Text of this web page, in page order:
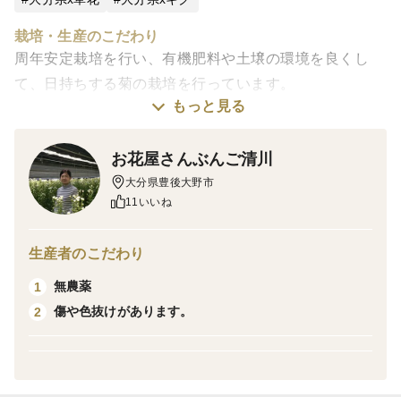
栽培・生産のこだわり
周年安定栽培を行い、有機肥料や土壌の環境を良くし
て、日持ちする菊の栽培を行っています。
中山間地で標高が高め(180m)のため、寒暖差による生育
の良さが特徴です。
白輪菊は秋から春までは「元祖神馬」、初夏から「精の
スプレーマムは通常白系を2種類から3種類、カラーマム
をお任せで数種類使用します。
もっと見る
お花屋さんぶんご清川
大分県豊後大野市
11いいね
生産者のこだわり
1
無農薬
2
傷や色抜けがあります。